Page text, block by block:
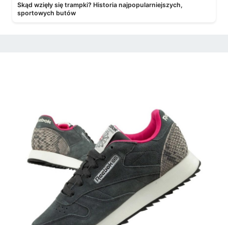
Skąd wzięły się trampki? Historia najpopularniejszych,
sportowych butów